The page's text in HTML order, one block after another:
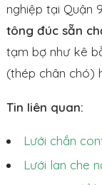
nghiệp tại Quận
tông đúc sẵn
tạm bợ như kê
(thép chân chó)
Tin liên quan:
Lưới chắn
Lưới lan che